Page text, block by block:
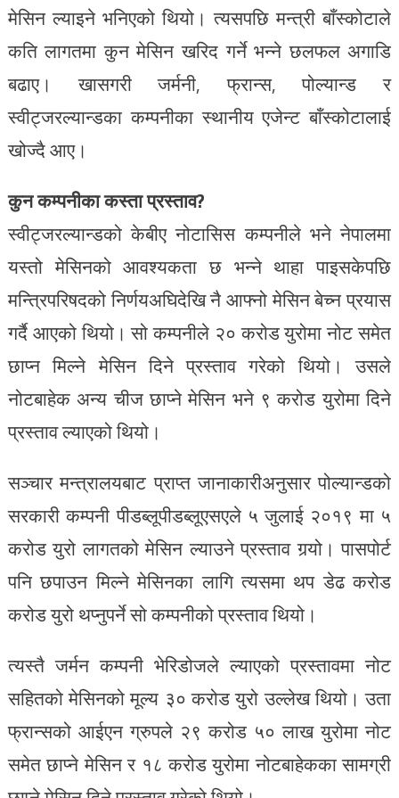
मेसिन ल्याइने भनिएको थियो। त्यसपछि मन्त्री बाँस्कोटाले
कति लागतमा कुन मेसिन खरिद गर्ने भन्ने छलफल अगाडि
बढाए। खासगरी जर्मनी, फ्रान्स, पोल्यान्ड र
स्वीट्जरल्यान्डका कम्पनीका स्थानीय एजेन्ट बाँस्कोटालाई
खोज्दै आए।
कुन कम्पनीका कस्ता प्रस्ताव?
स्वीट्जरल्यान्डको केबीए नोटासिस कम्पनीले भने नेपालमा
यस्तो मेसिनको आवश्यकता छ भन्ने थाहा पाइसकेपछि
मन्त्रिपरिषदको निर्णयअघिदेखि नै आफ्नो मेसिन बेच्न प्रयास
गर्दै आएको थियो। सो कम्पनीले २० करोड युरोमा नोट समेत
छाप्न मिल्ने मेसिन दिने प्रस्ताव गरेको थियो। उसले
नोटबाहेक अन्य चीज छाप्ने मेसिन भने ९ करोड युरोमा दिने
प्रस्ताव ल्याएको थियो।
सञ्चार मन्त्रालयबाट प्राप्त जानाकारीअनुसार पोल्यान्डको
सरकारी कम्पनी पीडब्लूपीडब्लूएसएले ५ जुलाई २०१९ मा ५
करोड युरो लागतको मेसिन ल्याउने प्रस्ताव गर्‍यो। पासपोर्ट
पनि छपाउन मिल्ने मेसिनका लागि त्यसमा थप डेढ करोड
करोड युरो थप्नुपर्ने सो कम्पनीको प्रस्ताव थियो।
त्यस्तै जर्मन कम्पनी भेरिडोजले ल्याएको प्रस्तावमा नोट
सहितको मेसिनको मूल्य ३० करोड युरो उल्लेख थियो। उता
फ्रान्सको आईएन ग्रुपले २९ करोड ५० लाख युरोमा नोट
समेत छाप्ने मेसिन र १८ करोड युरोमा नोटबाहेकका सामग्री